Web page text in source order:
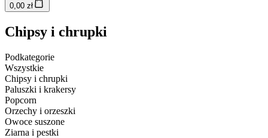
0,00 zł
Chipsy i chrupki
Podkategorie
Wszystkie
Chipsy i chrupki
Paluszki i krakersy
Popcorn
Orzechy i orzeszki
Owoce suszone
Ziarna i pestki